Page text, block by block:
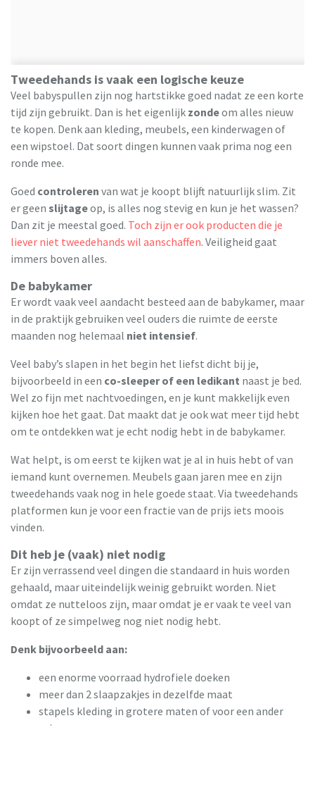
Tweedehands is vaak een logische keuze
Veel babyspullen zijn nog hartstikke goed nadat ze een korte
tijd zijn gebruikt. Dan is het eigenlijk zondeom alles nieuw
te kopen. Denk aan kleding, meubels, een kinderwagen of
een wipstoel. Dat soort dingen kunnen vaak prima nog een
ronde mee.
Goed controleren van wat je koopt blijft natuurlijk slim. Zit
er geen slijtageop, is alles nog stevig en kun je het wassen?
Dan zit je meestal goed. Toch zijn er ook producten die je
liever niet tweedehands wil aanschaffen. Veiligheid gaat
immers boven alles.
De babykamer
Er wordt vaak veel aandacht besteed aan de babykamer, maar
in de praktijk gebruiken veel ouders die ruimte de eerste
maanden nog helemaal niet intensief.
Veel baby’s slapen in het begin het liefst dicht bij je,
bijvoorbeeld in een co-sleeper of een ledikant naast je bed.
Wel zo fijn met nachtvoedingen, en je kunt makkelijk even
kijken hoe het gaat. Dat maakt dat je ook wat meer tijd hebt
om te ontdekken wat je echt nodig hebt in de babykamer.
Wat helpt, is om eerst te kijken wat je al in huis hebt of van
iemand kunt overnemen. Meubels gaan jaren mee en zijn
tweedehands vaak nog in hele goede staat. Via tweedehands
platformen kun je voor een fractie van de prijs iets moois
vinden.
Dit heb je (vaak) niet nodig
Er zijn verrassend veel dingen die standaard in huis worden
gehaald, maar uiteindelijk weinig gebruikt worden. Niet
omdat ze nutteloos zijn, maar omdat je er vaak te veel van
koopt of ze simpelweg nog niet nodig hebt.
Denk bijvoorbeeld aan:
een enorme voorraad hydrofiele doeken
meer dan 2 slaapzakjes in dezelfde maat
stapels kleding in grotere maten of voor een ander
seizoen